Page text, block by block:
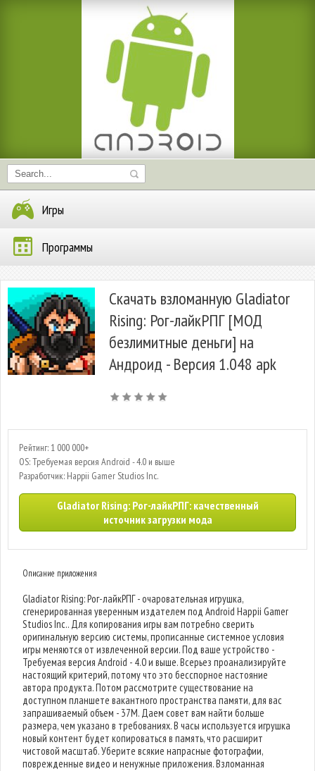
Игры
Программы
Скачать взломанную Gladiator
Rising: Рог-лайкРПГ [МОД
безлимитные деньги] на
Андроид - Версия 1.048 apk
Рейтинг: 1 000 000+
OS: Требуемая версия Android - 4.0 и выше
Разработчик: Happii Gamer Studios Inc.
Gladiator Rising: Рог-лайкРПГ: качественный
источник загрузки мода
Описание приложения
Gladiator Rising: Рог-лайкРПГ - очаровательная игрушка,
сгенерированная уверенным издателем под Android Happii Gamer
Studios Inc.. Для копирования игры вам потребно сверить
оригинальную версию системы, прописанные системное условия
игры меняются от извлеченной версии. Под ваше устройство -
Требуемая версия Android - 4.0 и выше. Всерьез проанализируйте
настоящий критерий, потому что это бесспорное настояние
автора продукта. Потом рассмотрите существование на
доступном планшете вакантного пространства памяти, для вас
запрашиваемый объем - 37M. Даем совет вам найти больше
размера, чем указано в требованиях. В часы используется игрушка
новый контент будет копироваться в память, что расширит
чистовой масштаб. Уберите всякие напрасные фотографии,
поврежденные видео и ненужные приложения. Взломанная